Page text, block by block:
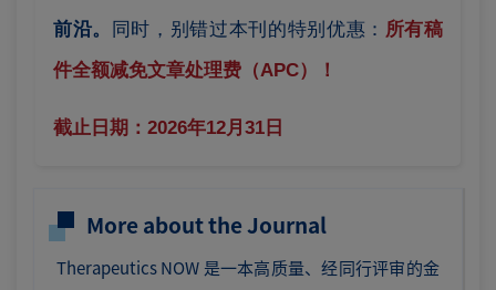
前沿。
同时，别错过本刊的特别优惠： 所有稿
件全额减免文章处理费（APC）！
截止日期：2026年12月31日
More about the Journal
Therapeutics NOW 是一本高质量、经同行评审的金